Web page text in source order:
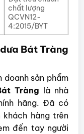
chất lượng
QCVN12-
4:2015/BYT
Bát Tràng
doanh sản phẩm
Tràng
là nhà
hãng. Đã có
khách hàng trên
đến tay người